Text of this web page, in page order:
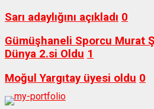
Sarı adaylığını açıkladı 0
Gümüşhaneli Sporcu Murat
Dünya 2.si Oldu 1
Moğul Yargıtay üyesi oldu 0